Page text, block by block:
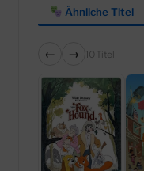
Ähnliche Titel
← → 10 Titel